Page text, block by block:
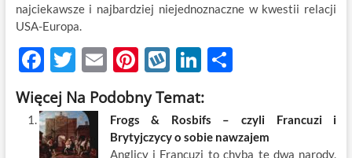
najciekawsze i najbardziej niejednoznaczne w kwestii relacji
USA-Europa.
F
ac
e
b
T
w
itt
er
E
m
ail
Pi
nt
er
es
W
k
o
Li
k
e
S
ar
e
Więcej Na Podobny Temat:
Frogs & Rosbifs – czyli Francuzi i
Brytyjczycy o sobie nawzajem
Anglicy i Francuzi to chyba te dwa narody,